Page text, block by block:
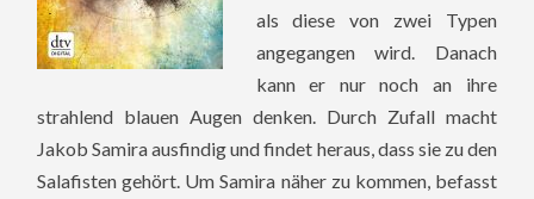
als diese von zwei Typen
angegangen wird. Danach
kann er nur noch an ihre
strahlend blauen Augen denken. Durch Zufall macht
Jakob Samira ausfindig und findet heraus, dass sie zu den
Salafisten gehört. Um Samira näher zu kommen, befasst